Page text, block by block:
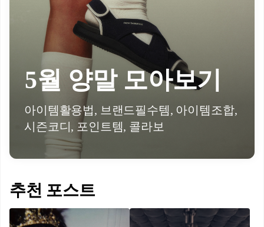
5월 양말 모아보기
아이템활용법, 브랜드필수템, 아이템조합,
시즌코디, 포인트템, 콜라보
추천 포스트